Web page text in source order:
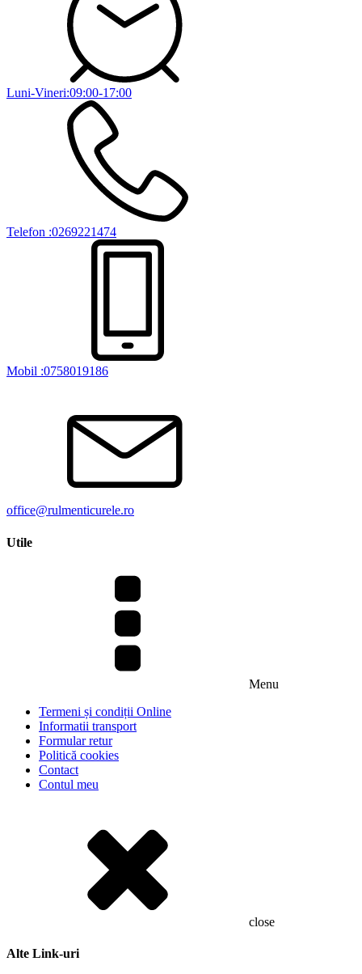
Luni-Vineri:09:00-17:00
Telefon :0269221474
Mobil :0758019186
office@rulmenticurele.ro
Utile
Menu
Termeni și condiții Online
Informatii transport
Formular retur
Politică cookies
Contact
Contul meu
close
Alte Link-uri